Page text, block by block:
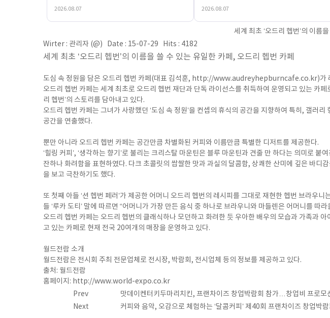
2026.08.07 2026.08.07
세계 최초 ‘오드리 헵번’의 이름
Wirter : 관리자 (@) Date : 15-07-29 Hits : 4182
세계 최초 ‘오드리 헵번’의 이름을 쓸 수 있는 유일한 카페, 오드리 헵번 카페
도심 속 정원을 담은 오드리 헵번 카페(대표 김석훈, http://www.audreyhepburncafe.co.kr)가
오드리 헵번 카페는 세계 최초로 오드리 헵번 재단과 단독 라이선스를 취득하여 운영되고 있는 카페
리 헵번’의 스토리를 담아내고 있다.
오드리 헵번 카페는 그녀가 사랑했던 ‘도심 속 정원’을 컨셉의 휴식의 공간을 지향하여 특히, 갤러
공간을 연출했다.
뿐만 아니라 오드리 헵번 카페는 공간만큼 차별화된 커피와 이름만큼 특별한 디저트를 제공한다.
‘힐링 커피’, ‘생각하는 향기’로 불리는 크리스탈 마운틴은 블루 마운틴과 견줄 만 하다는 의미로
잔하나 화려함을 표현하였다. 다크 초콜릿의 쌉쌀한 맛과 과실의 달콤함, 상쾌한 산미에 깊은 바디
을 보고 극찬하기도 했다.
또 첫째 아들 ‘션 헵번 페러’가 제공한 어머니 오드리 헵번의 레시피를 그대로 재현한 헵번 브라우
들 ‘루카 도티’ 말에 따르면 “어머니가 가장 만든 음식 중 하나로 브라우니와 마들렌은 어머니를
오드리 헵번 카페는 오드리 헵번의 클래식하나 모던하고 화려한 듯 우아한 배우의 모습과 가족과
고 있는 카페로 현재 전국 20여개의 매장을 운영하고 있다.
월드전람 소개
월드전람은 전시회 주최 전문업체로 전시장, 박람회, 전시업체 등의 정보를 제공하고 있다.
출처: 월드전람
홈페이지: http://www.world-expo.co.kr
Prev
맛데이켄터키두마리치킨, 프랜차이즈 창업박람회 참가…창업비 프로모
Next
커피와 음악, 오감으로 체험하는 ‘달콤커피’ 제40회 프랜차이즈 창업박